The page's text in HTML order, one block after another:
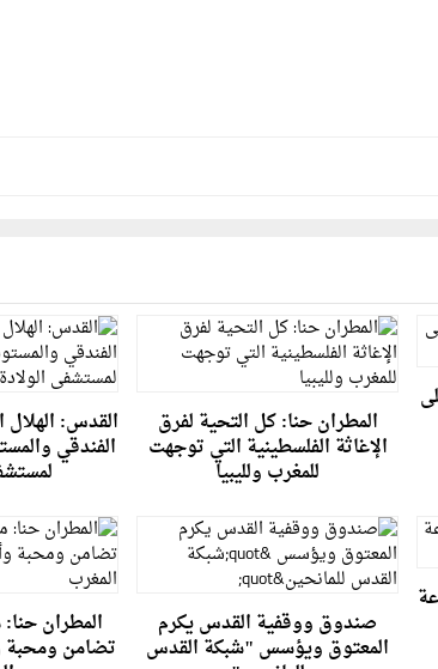
المطران حنا: كل التحية لفرق
الإغاثة الفلسطينية التي توجهت
للمغرب ولليبيا
القدس: الهلال
الفندقي
صندوق ووقفية القدس يكرم
المعتوق ويؤسس "شبكة القدس
المطران
تضامن ومحبة